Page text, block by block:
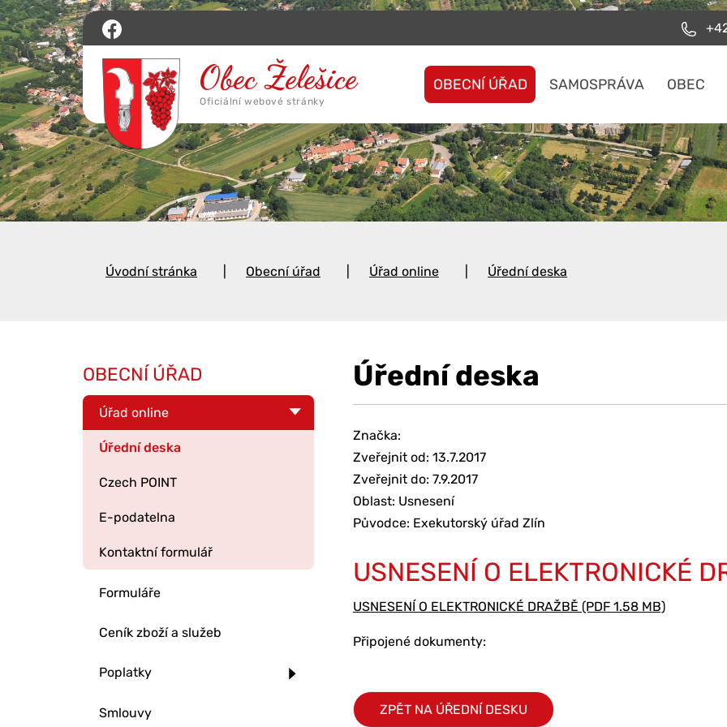
OBECNÍ ÚŘAD SAMOSPRÁVA OBEC
Úvodní stránka Obecní úřad Úřad online Úřední deska
Úřední deska
Značka:
Zveřejnit od: 13.7.2017
Zveřejnit do: 7.9.2017
Oblast: Usnesení
Původce: Exekutorský úřad Zlín
USNESENÍ O ELEKTRONICKÉ
USNESENÍ O ELEKTRONICKÉ DRAŽBĚ (PDF 1.58 MB)
Připojené dokumenty:
ZPĚT NA ÚŘEDNÍ DESKU
OBECNÍ ÚŘAD
Úřad online
Úřední deska
Czech POINT
E-podatelna
Kontaktní formulář
Formuláře
Ceník zboží a služeb
Poplatky
Smlouvy